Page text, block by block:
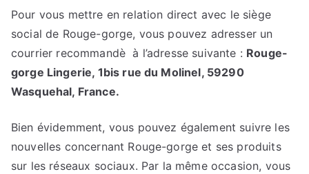
Pour vous mettre en relation direct avec le siège
social de Rouge-gorge, vous pouvez adresser un
courrier recommandè à l’adresse suivante : Rouge-
gorge Lingerie, 1bis rue du Molinel, 59290
Wasquehal, France.
Bien évidemment, vous pouvez également suivre les
nouvelles concernant Rouge-gorge et ses produits
sur les réseaux sociaux. Par la même occasion, vous